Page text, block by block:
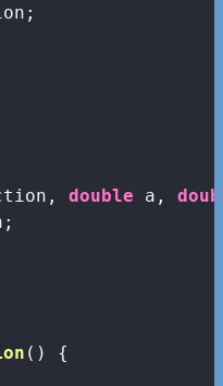
double a,
()
{